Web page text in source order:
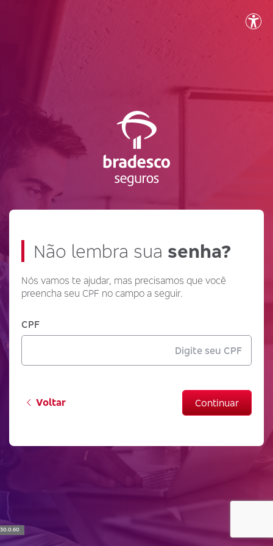
Não lembra sua senha?
Nós vamos te ajudar, mas precisamos que você
preencha seu CPF no campo a seguir.
CPF
Voltar Continuar
30.0.60